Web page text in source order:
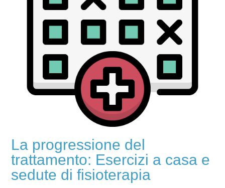
La progressione del
trattamento: Esercizi a casa e
sedute di fisioterapia